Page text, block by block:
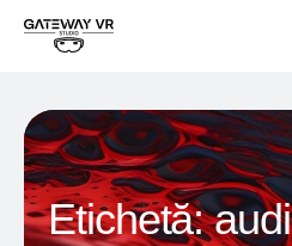
Etichetă:audi